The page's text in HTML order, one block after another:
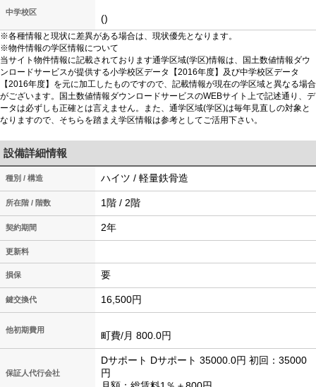
中学校区
()
※各種情報と現状に差異がある場合は、現状優先となります。
※物件情報の学区情報について
当サイト物件情報に記載されております通学区域(学区)情報は、国土数値情報ダウ
ンロードサービスが提供する小学校区データ【2016年度】及び中学校区データ
【2016年度】を元に加工したものですので、記載情報が現在の学区域と異なる場合
がございます。国土数値情報ダウンロードサービスのWEBサイト上で記述通り、デ
ータは必ずしも正確とは言えません。また、通学区域(学区)は毎年見直しの対象と
なりますので、そちらを踏まえ学区情報は参考としてご活用下さい。
設備詳細情報
種別 / 構造 ハイツ / 軽量鉄骨造
所在階 / 階数 1階 / 2階
契約期間 2年
更新料
損保 要
鍵交換代 16,500円
他初期費用 町費/月 800.0円
保証人代行会社
Dサポート Dサポート 35000.0円 初回：35000
円